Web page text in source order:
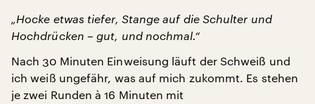
„Hocke etwas tiefer, Stange auf die Schulter und
Hochdrücken – gut, und nochmal.“
Nach 30 Minuten Einweisung läuft der Schweiß und
ich weiß ungefähr, was auf mich zukommt. Es stehen
je zwei Runden à 16 Minuten mit